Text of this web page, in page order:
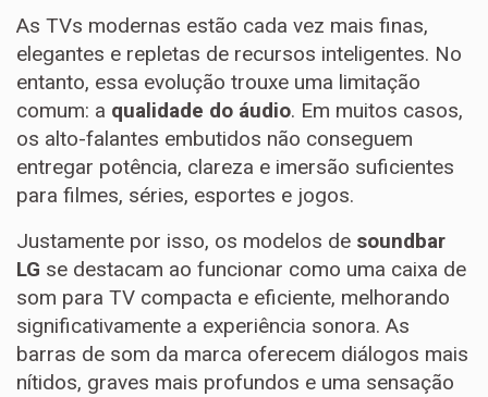
As TVs modernas estão cada vez mais finas,
elegantes e repletas de recursos inteligentes. No
entanto, essa evolução trouxe uma limitação
comum: a qualidade do áudio. Em muitos casos,
os alto-falantes embutidos não conseguem
entregar potência, clareza e imersão suficientes
para filmes, séries, esportes e jogos.
Justamente por isso, os modelos de soundbar
LG se destacam ao funcionar como uma caixa de
som para TV compacta e eficiente, melhorando
significativamente a experiência sonora. As
barras de som da marca oferecem diálogos mais
nítidos, graves mais profundos e uma sensação